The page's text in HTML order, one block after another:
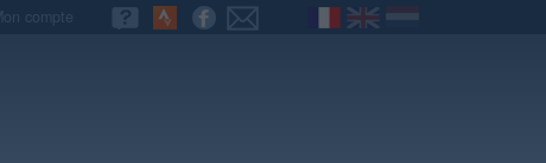
compte